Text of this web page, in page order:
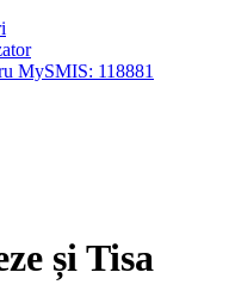
MySMIS: 118881
și Tisa